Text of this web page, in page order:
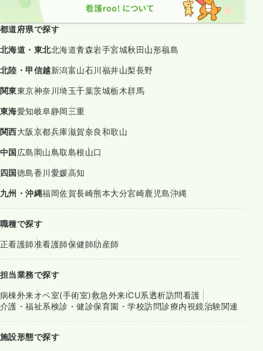
都道府県で探す
北海道・東北北海道青森岩手宮城秋田山形福島
北陸・甲信越新潟富山石川福井山梨長野
関東東京神奈川埼玉千葉茨城栃木群馬
東海愛知岐阜静岡三重
関西大阪京都兵庫滋賀奈良和歌山
中国広島岡山鳥取島根山口
四国徳島香川愛媛高知
九州・沖縄福岡佐賀長崎熊本大分宮崎鹿児島沖縄
職種で探す
正看護師准看護師保健師助産師
担当業務で探す
病棟外来オペ室(手術室)救急外来ICU系透析訪問看護
介護・福祉系検診・健診保育園・学校訪問診療内視鏡治験関連
施設形態で探す